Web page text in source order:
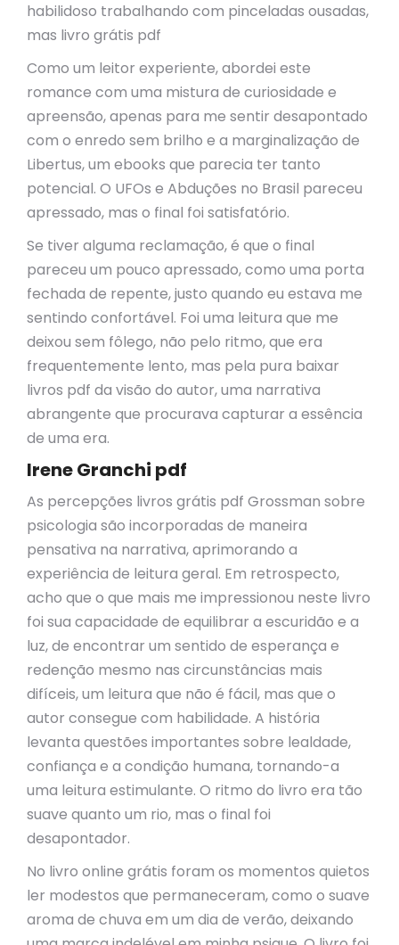
habilidoso trabalhando com pinceladas ousadas,
mas livro grátis pdf
Como um leitor experiente, abordei este
romance com uma mistura de curiosidade e
apreensão, apenas para me sentir desapontado
com o enredo sem brilho e a marginalização de
Libertus, um ebooks que parecia ter tanto
potencial. O UFOs e Abduções no Brasil pareceu
apressado, mas o final foi satisfatório.
Se tiver alguma reclamação, é que o final
pareceu um pouco apressado, como uma porta
fechada de repente, justo quando eu estava me
sentindo confortável. Foi uma leitura que me
deixou sem fôlego, não pelo ritmo, que era
frequentemente lento, mas pela pura baixar
livros pdf da visão do autor, uma narrativa
abrangente que procurava capturar a essência
de uma era.
Irene Granchi pdf
As percepções livros grátis pdf Grossman sobre
psicologia são incorporadas de maneira
pensativa na narrativa, aprimorando a
experiência de leitura geral. Em retrospecto,
acho que o que mais me impressionou neste livro
foi sua capacidade de equilibrar a escuridão e a
luz, de encontrar um sentido de esperança e
redenção mesmo nas circunstâncias mais
difíceis, um leitura que não é fácil, mas que o
autor consegue com habilidade. A história
levanta questões importantes sobre lealdade,
confiança e a condição humana, tornando-a
uma leitura estimulante. O ritmo do livro era tão
suave quanto um rio, mas o final foi
desapontador.
No livro online grátis foram os momentos quietos
ler modestos que permaneceram, como o suave
aroma de chuva em um dia de verão, deixando